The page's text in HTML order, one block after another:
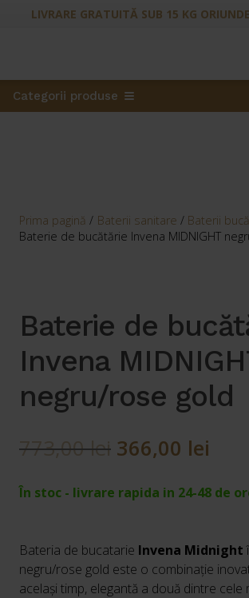
LIVRARE GRATUITĂ SUB 15 KG
Categorii produse
Prima pagină / Baterii sanitare / Baterii
Baterie de bucătărie Invena MIDNIGHT
Baterie de
Invena
negru/rose gold
773,00lei Prețul
fost:
773,00 lei.
366,00 lei
În stoc - livrare rapida in 24-48 de
Bateria de bucatarie Invena Midnight
negru/rose gold este o combinație
același timp, elegantă a două dintre cele